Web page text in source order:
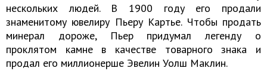
нескольких людей. В 1900 году его продали
знаменитому ювелиру Пьеру Картье. Чтобы продать
минерал дороже, Пьер придумал легенду о
проклятом камне в качестве товарного знака и
продал его миллионерше Эвелин Уолш Маклин.